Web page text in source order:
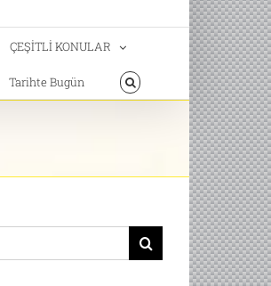
ÇEŞİTLİ KONULAR
Tarihte Bugün